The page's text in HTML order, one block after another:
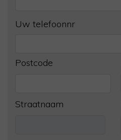
Uw telefoonnr
Postcode
Straatnaam